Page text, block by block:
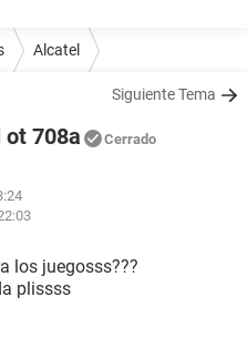
Alcatel
Siguiente Tema
ot 708a Cerrado
los juegosss???
plissss